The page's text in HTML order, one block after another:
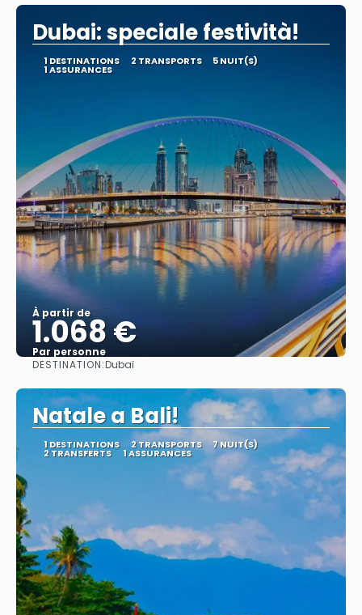
Dubai: speciale festività!
1 DESTINATIONS 2 TRANSPORTS 5 NUIT(S)
1 ASSURANCES
À partir de
1.068 €
Par personne
DESTINATION:Dubaï
Natale a Bali!
1 DESTINATIONS 2 TRANSPORTS 7 NUIT(S)
2 TRANSFERTS 1 ASSURANCES